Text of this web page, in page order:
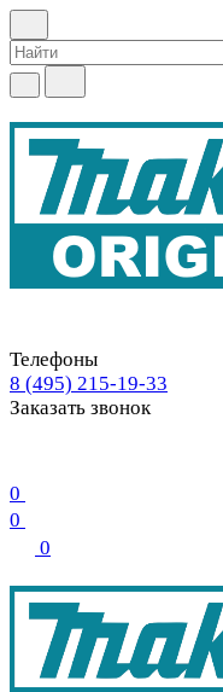
Телефоны
8 (495) 215-19-33
Заказать звонок
0
0
0